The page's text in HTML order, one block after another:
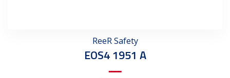
ReeR Safety
EOS4 1951 A